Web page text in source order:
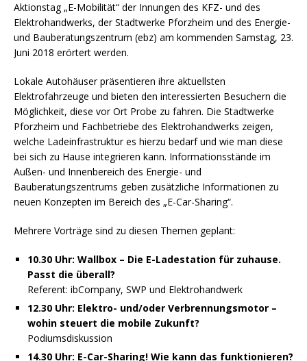
Aktionstag „E-Mobilität“ der Innungen des KFZ- und des
Elektrohandwerks, der Stadtwerke Pforzheim und des Energie-
und Bauberatungszentrum (ebz) am kommenden Samstag, 23.
Juni 2018 erörtert werden.
Lokale Autohäuser präsentieren ihre aktuellsten
Elektrofahrzeuge und bieten den interessierten Besuchern die
Möglichkeit, diese vor Ort Probe zu fahren. Die Stadtwerke
Pforzheim und Fachbetriebe des Elektrohandwerks zeigen,
welche Ladeinfrastruktur es hierzu bedarf und wie man diese
bei sich zu Hause integrieren kann. Informationsstände im
Außen- und Innenbereich des Energie- und
Bauberatungszentrums geben zusätzliche Informationen zu
neuen Konzepten im Bereich des „E-Car-Sharing“.
Mehrere Vorträge sind zu diesen Themen geplant:
10.30 Uhr: Wallbox – Die E-Ladestation für zuhause.
Passt die überall?
Referent: ibCompany, SWP und Elektrohandwerk
12.30 Uhr: Elektro- und/oder Verbrennungsmotor –
wohin steuert die mobile Zukunft?
Podiumsdiskussion
14.30 Uhr: E-Car-Sharing! Wie kann das funktionieren?